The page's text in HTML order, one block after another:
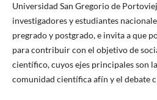
Universidad San Gregorio de
investigadores y estudiantes
pregrado y postgrado, e invita a que
para contribuir con el objetivo de
científico, cuyos ejes principales son
comunidad científica afín y el debate